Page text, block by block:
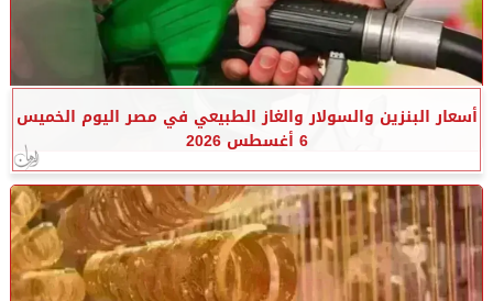
أسعار البنزين والسولار والغاز الطبيعي في مصر اليوم الخميس
6 أغسطس 2026